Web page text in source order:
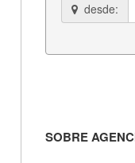
desde:
SOBRE